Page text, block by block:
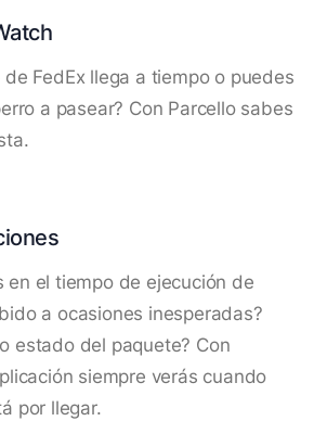
de FedEx llega a tiempo o puedes
a pasear? Con Parcello sabes
en el tiempo de ejecución de
a ocasiones inesperadas?
estado del paquete? Con
siempre verás cuando
por llegar.